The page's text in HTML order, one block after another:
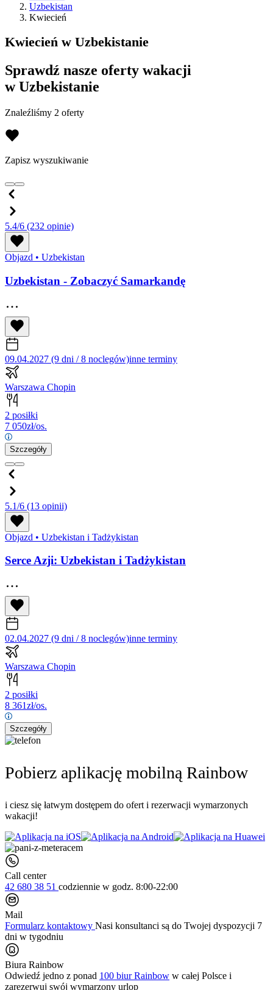
Uzbekistan
Kwiecień
Kwiecień w Uzbekistanie
Sprawdź nasze oferty wakacji
w Uzbekistanie
Znaleźliśmy 2 oferty
Zapisz wyszukiwanie
5.4/6 (232 opinie)
Objazd • Uzbekistan
Uzbekistan - Zobaczyć Samarkandę
09.04.2027 (9 dni / 8 noclegów)inne terminy
Warszawa Chopin
2 posiłki
7 050zł/os.
Szczegóły
5.1/6 (13 opinii)
Objazd • Uzbekistan i Tadżykistan
Serce Azji: Uzbekistan i Tadżykistan
02.04.2027 (9 dni / 8 noclegów)inne terminy
Warszawa Chopin
2 posiłki
8 361zł/os.
Szczegóły
Pobierz aplikację mobilną Rainbow
i ciesz się łatwym dostępem do ofert i rezerwacji wymarzonych
wakacji!
Call center
42 680 38 51 codziennie w godz. 8:00-22:00
Mail
Formularz kontaktowy Nasi konsultanci są do Twojej dyspozycji 7
dni w tygodniu
Biura Rainbow
Odwiedź jedno z ponad 100 biur Rainbow w całej Polsce i
zarezerwuj swój wymarzony urlop